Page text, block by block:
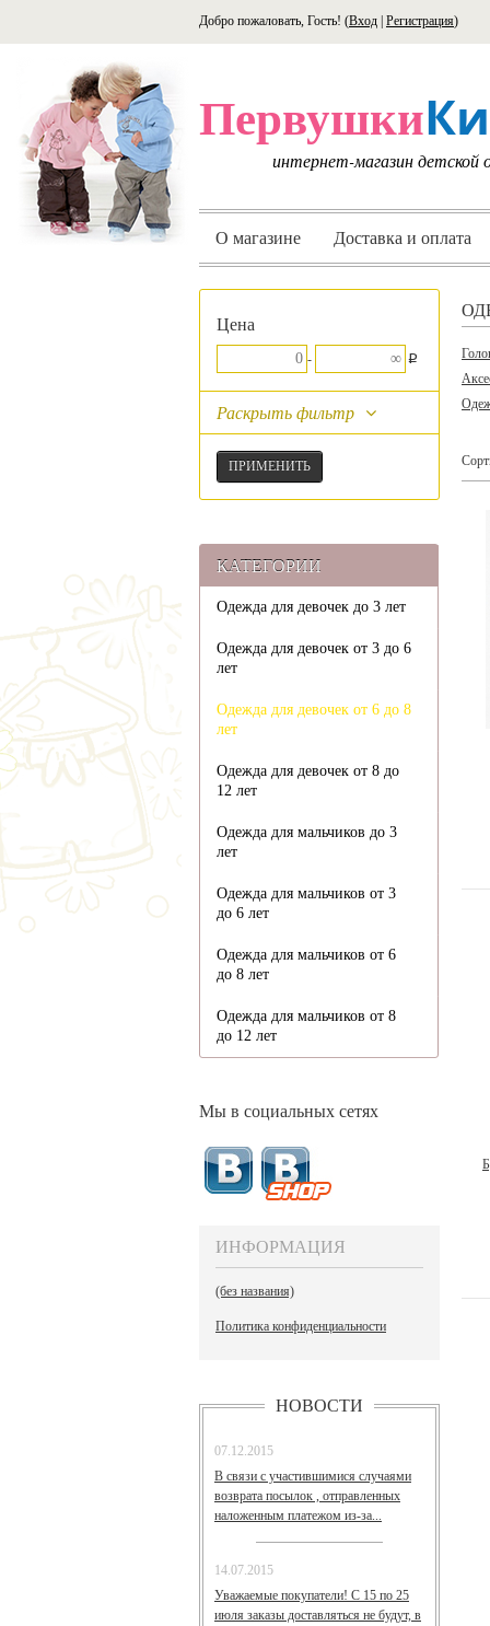
Добро пожаловать, Гость! (Вход Регистрация)
Первушки
интернет-магазин
О магазине Доставка и оплата
Цена
- p
Раскрыть фильтр
КАТЕГОРИИ
Одежда для девочек до 3 лет
Одежда для девочек от 3 до 6
лет
Одежда для девочек от 6 до 8
лет
Одежда для девочек от 8 до
12 лет
Одежда для мальчиков до 3
лет
Одежда для мальчиков от 3
до 6 лет
Одежда для мальчиков от 6
до 8 лет
Одежда для мальчиков от 8
до 12 лет
Мы в социальных сетях
ИНФОРМАЦИЯ
(без названия)
Политика конфиденциальности
НОВОСТИ
07.12.2015
В связи с участившимися случаями
возврата посылок , отправленных
наложенным платежом из-за...
14.07.2015
Уважаемые покупатели! С 15 по 25
июля заказы доставляться не будут, в